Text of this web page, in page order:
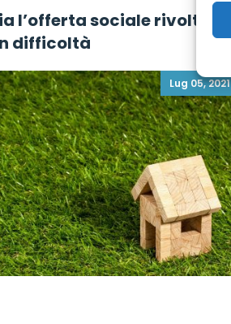
l’offerta sociale rivolta ai
difficoltà
Lug 05, 2021